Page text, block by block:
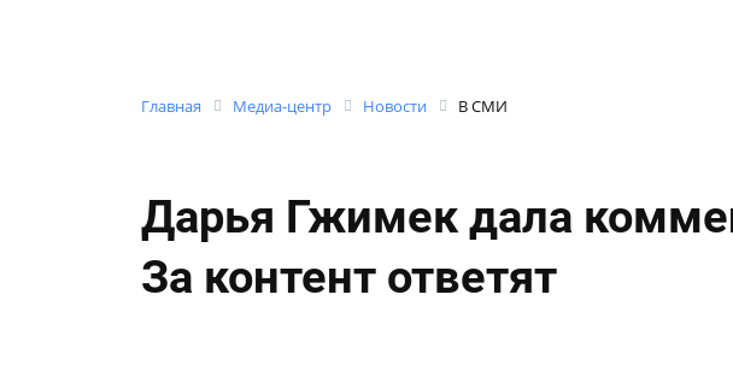
Главная Медиа-центр Новости В СМИ
Дарья Гжимек дала
За контент ответят